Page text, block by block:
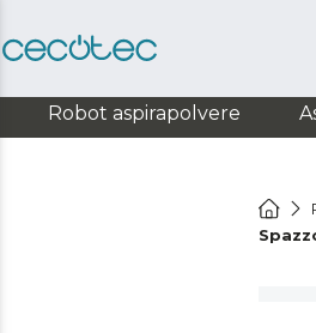
Robot aspirapolvere